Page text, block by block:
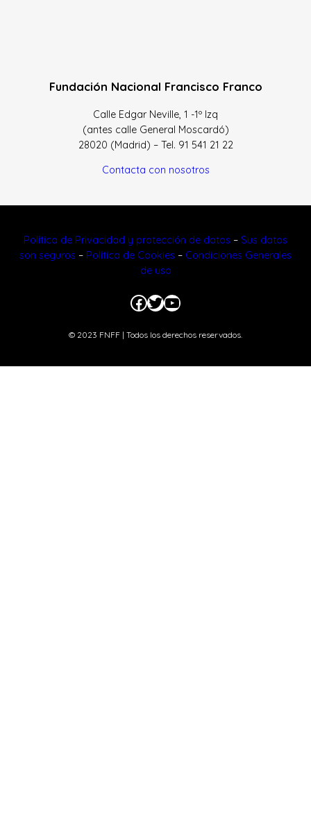
Fundación Nacional Francisco Franco
Calle Edgar Neville, 1 -1º Izq
(antes calle General Moscardó)
28020 (Madrid) – Tel. 91 541 21 22
Contacta con nosotros
Política de Privacidad y protección de datos – Sus datos
son seguros – Política de Cookies – Condiciones Generales
de uso
Facebook
Twitter
YouTube
© 2023 FNFF | Todos los derechos reservados.